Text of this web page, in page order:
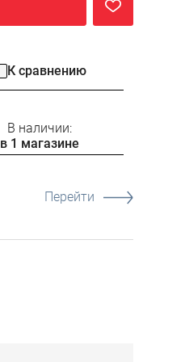
К сравнению
В наличии:
в 1 магазине
Перейти